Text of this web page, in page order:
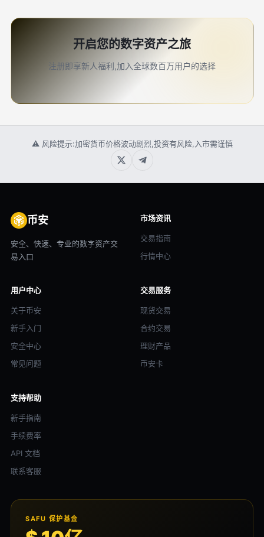
开启您的数字资产之旅
注册即享新人福利,加入全球数百万用户的选择
⚠ 风险提示:加密货币价格波动剧烈,投资有风险,入市需谨慎
币安
安全、快速、专业的数字资产交
易入口
市场资讯
交易指南
行情中心
用户中心
关于币安
新手入门
安全中心
常见问题
交易服务
现货交易
合约交易
理财产品
币安卡
支持帮助
新手指南
手续费率
API 文档
联系客服
SAFU 保护基金